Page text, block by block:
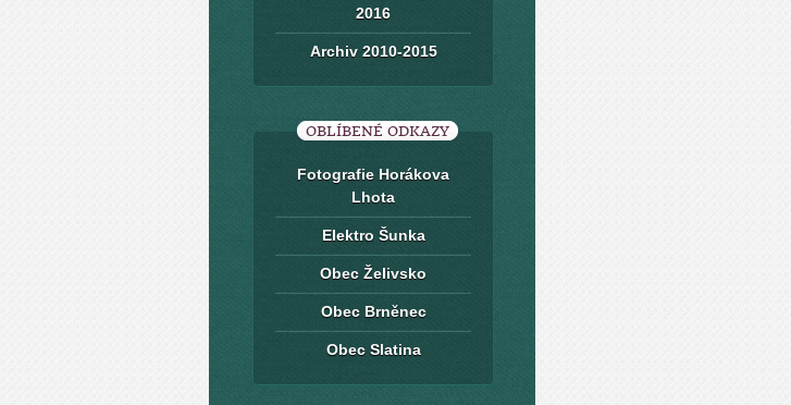
2016
Archiv 2010-2015
OBLÍBENÉ ODKAZY
Fotografie Horákova
Lhota
Elektro Šunka
Obec Želivsko
Obec Brněnec
Obec Slatina